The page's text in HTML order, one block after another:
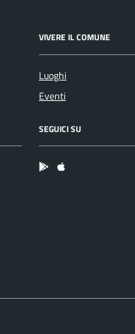
VIVERE IL COMUNE
Luoghi
Eventi
SEGUICI SU
App Android
App IOS